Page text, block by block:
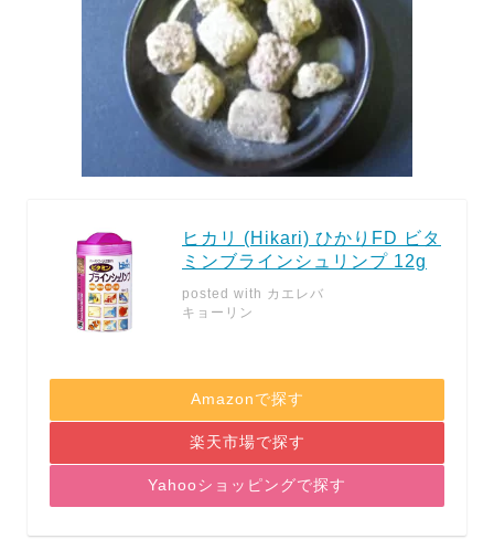
ヒカリ (Hikari) ひかりFD ビタ
ミンブラインシュリンプ 12g
posted with カエレバ
キョーリン
Amazonで探す
楽天市場で探す
Yahooショッピングで探す